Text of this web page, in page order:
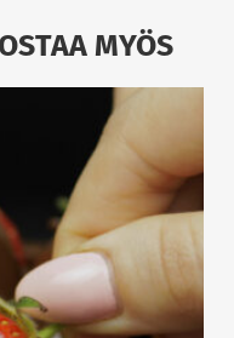
MYÖS